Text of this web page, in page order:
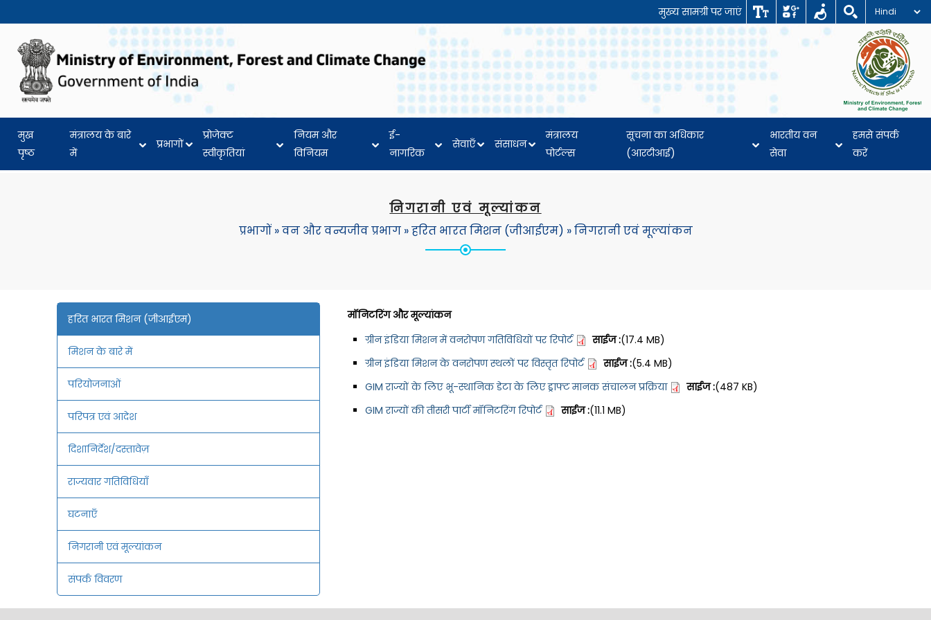
मुख्य सामग्री पर जाएं
मुख
पृष्ठ
मंत्रालय के बारे
में
प्रभागों
प्रोजेक्ट
स्वीकृतियां
नियम और
विनियम
ई-
नागरिक
सेवाएँ संसाधन
मंत्रालय
पोर्टल्स
सूचना का अधिकार
(आरटीआई)
भारतीय वन
सेवा
हमसे संपर्क
करें
निगरानी एवं मूल्यांकन
प्रभागों»वन और वन्यजीव प्रभाग»हरित भारत मिशन (जीआईएम) »निगरानी एवं मूल्यांकन
हरित भारत मिशन (जीआईएम)
मिशन के बारे में
परियोजनाओं
परिपत्र एवं आदेश
दिशानिर्देश/दस्तावेज़
राज्यवार गतिविधियाँ
घटनाएँ
निगरानी एवं मूल्यांकन
संपर्क विवरण
मॉनिटरिंग और मूल्यांकन
ग्रीन इंडिया मिशन में वनरोपण गतिविधियों पर रिपोर्ट
साईज :(17.4 MB)
ग्रीन इंडिया मिशन के वनरोपण स्थलों पर विस्तृत रिपोर्ट
साईज :(5.4 MB)
GIM राज्यों के लिए भू-स्थानिक डेटा के लिए ड्राफ्ट मानक संचालन प्रक्रिया
साईज :(487 KB)
GIM राज्यों की तीसरी पार्टी मॉनिटरिंग रिपोर्ट
साईज :(11.1 MB)